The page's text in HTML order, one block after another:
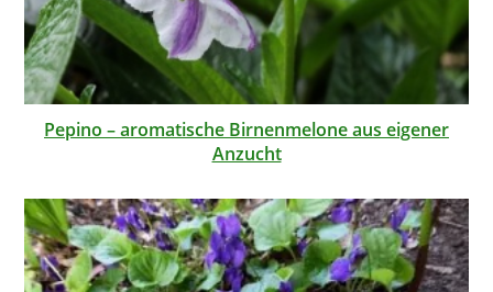
Pepino – aromatische Birnenmelone aus eigener
Anzucht